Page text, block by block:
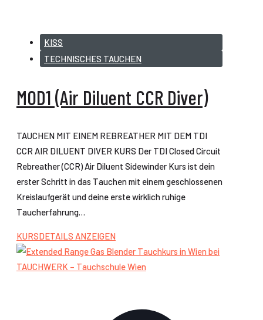
KISS
TECHNISCHES TAUCHEN
MOD1 (Air Diluent CCR Diver)
TAUCHEN MIT EINEM REBREATHER MIT DEM TDI
CCR AIR DILUENT DIVER KURS Der TDI Closed Circuit
Rebreather (CCR) Air Diluent Sidewinder Kurs ist dein
erster Schritt in das Tauchen mit einem geschlossenen
Kreislaufgerät und deine erste wirklich ruhige
Taucherfahrung…
KURSDETAILS ANZEIGEN